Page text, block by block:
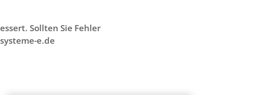
Sollten Sie Fehler
e.de